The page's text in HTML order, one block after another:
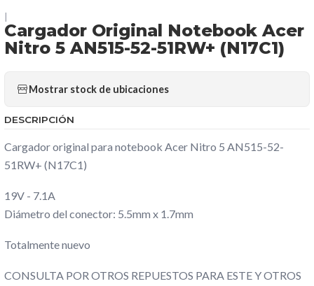
Cargador Original Notebook Acer
Nitro 5 AN515-52-51RW+ (N17C1)
Mostrar stock de ubicaciones
DESCRIPCIÓN
Cargador original para notebook Acer Nitro 5 AN515-52-
51RW+ (N17C1)
19V - 7.1A
Diámetro del conector: 5.5mm x 1.7mm
Totalmente nuevo
CONSULTA POR OTROS REPUESTOS PARA ESTE Y OTROS